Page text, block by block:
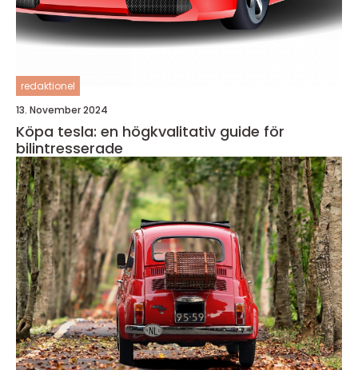
redaktionel
13. November 2024
Köpa tesla: en högkvalitativ guide för
bilintresserade